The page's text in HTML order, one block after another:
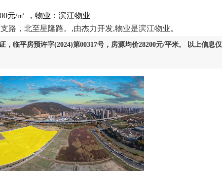
元/㎡ ，物业：滨江物业
路，北至星隆路。,由杰力开发,物业是滨江物业。
，临平房预许字(2024)第00317号，房源均价28200元/平米。 以上信息仅